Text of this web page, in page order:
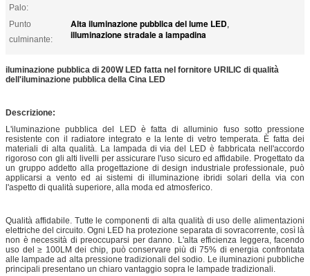
Palo:
Punto
culminante:
Alta iluminazione pubblica del lume LED,
illuminazione stradale a lampadina
iluminazione pubblica di 200W LED fatta nel fornitore URILIC di qualità
dell'iluminazione pubblica della Cina LED
Descrizione:
L'iluminazione pubblica del LED è fatta di alluminio fuso sotto pressione
resistente con il radiatore integrato e la lente di vetro temperata. È fatta dei
materiali di alta qualità. La lampada di via del LED è fabbricata nell'accordo
rigoroso con gli alti livelli per assicurare l'uso sicuro ed affidabile. Progettato da
un gruppo addetto alla progettazione di design industriale professionale, può
applicarsi a vento ed ai sistemi di illuminazione ibridi solari della via con
l'aspetto di qualità superiore, alla moda ed atmosferico.
Qualità affidabile. Tutte le componenti di alta qualità di uso delle alimentazioni
elettriche del circuito. Ogni LED ha protezione separata di sovracorrente, così là
non è necessità di preoccuparsi per danno. L'alta efficienza leggera, facendo
uso del ≥ 100LM dei chip, può conservare più di 75% di energia confrontata
alle lampade ad alta pressione tradizionali del sodio. Le iluminazioni pubbliche
principali presentano un chiaro vantaggio sopra le lampade tradizionali.